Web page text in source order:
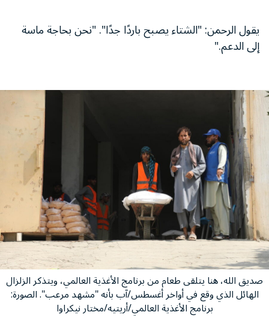
يقول الرحمن: "الشتاء يصبح باردًا جدًا". "نحن بحاجة ماسة
إلى الدعم."
صديق الله، هنا يتلقى طعام من برنامج الأغذية العالمي، ويتذكر الزلزال
الهائل الذي وقع في أواخر أغسطس/آب بأنه "مشهد مرعب". الصورة:
برنامج الأغذية العالمي/أريتيه/مختار نيكراوا